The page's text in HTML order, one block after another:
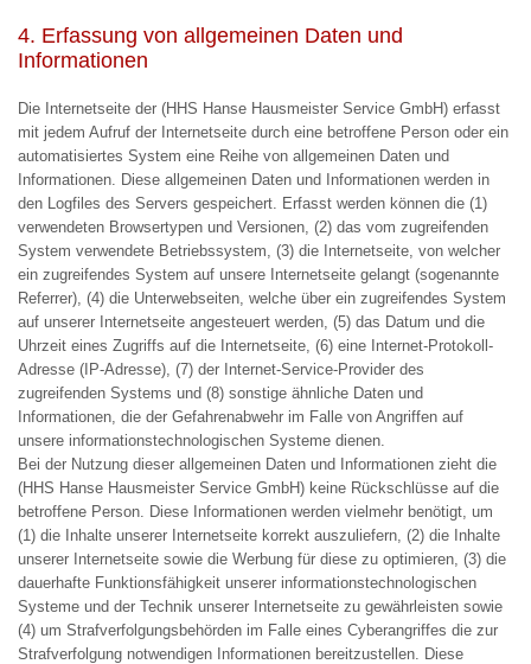
4. Erfassung von allgemeinen Daten und
Informationen
Die Internetseite der (HHS Hanse Hausmeister Service GmbH) erfasst
mit jedem Aufruf der Internetseite durch eine betroffene Person oder ein
automatisiertes System eine Reihe von allgemeinen Daten und
Informationen. Diese allgemeinen Daten und Informationen werden in
den Logfiles des Servers gespeichert. Erfasst werden können die (1)
verwendeten Browsertypen und Versionen, (2) das vom zugreifenden
System verwendete Betriebssystem, (3) die Internetseite, von welcher
ein zugreifendes System auf unsere Internetseite gelangt (sogenannte
Referrer), (4) die Unterwebseiten, welche über ein zugreifendes System
auf unserer Internetseite angesteuert werden, (5) das Datum und die
Uhrzeit eines Zugriffs auf die Internetseite, (6) eine Internet-Protokoll-
Adresse (IP-Adresse), (7) der Internet-Service-Provider des
zugreifenden Systems und (8) sonstige ähnliche Daten und
Informationen, die der Gefahrenabwehr im Falle von Angriffen auf
unsere informationstechnologischen Systeme dienen.
Bei der Nutzung dieser allgemeinen Daten und Informationen zieht die
(HHS Hanse Hausmeister Service GmbH) keine Rückschlüsse auf die
betroffene Person. Diese Informationen werden vielmehr benötigt, um
(1) die Inhalte unserer Internetseite korrekt auszuliefern, (2) die Inhalte
unserer Internetseite sowie die Werbung für diese zu optimieren, (3) die
dauerhafte Funktionsfähigkeit unserer informationstechnologischen
Systeme und der Technik unserer Internetseite zu gewährleisten sowie
(4) um Strafverfolgungsbehörden im Falle eines Cyberangriffes die zur
Strafverfolgung notwendigen Informationen bereitzustellen. Diese